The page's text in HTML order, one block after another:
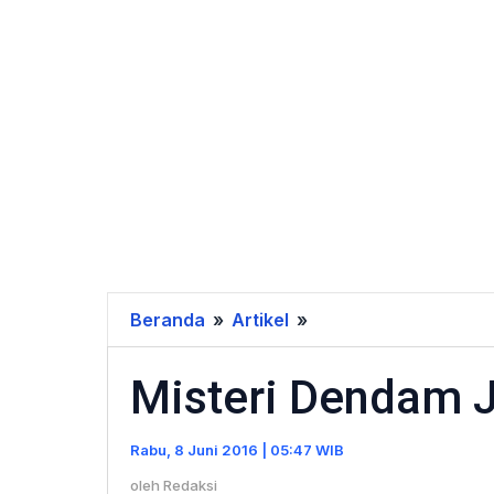
Beranda » Artikel »
Dendam
Jelangkung
Misteri Dendam
Rabu, 8 Juni 2016 | 05:47 WIB
oleh Redaksi